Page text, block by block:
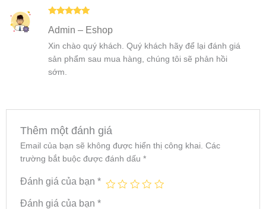
hạng55
Admin – Eshop
Xin chào quý khách. Quý khách hãy để lại đánh giá
sản phẩm sau mua hàng, chúng tôi sẽ phản hồi
sớm.
Thêm một đánh giá
Email của bạn sẽ không được hiển thị công khai. Các
trường bắt buộc được đánh dấu *
Đánh giá của bạn *
Đánh giá của bạn *